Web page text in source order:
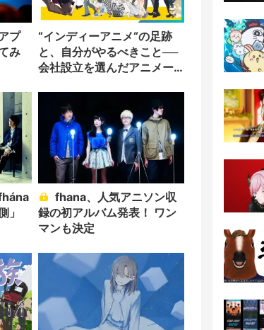
プ
み
“インディーアニメ“の足跡
と、自分がやるべきこと──
会社設立を選んだアニメー
」
録の初アルバム発表！ ワン
マンも決定